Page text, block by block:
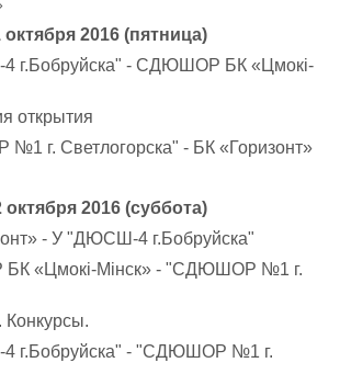
октября 2016 (пятница)
г.Бобруйска" - СДЮШОР БК «Цмокi-
открытия
г. Светлогорска" - БК «Горизонт»
октября 2016 (суббота)
- У "ДЮСШ-4 г.Бобруйска"
«Цмокi-Мiнск» - "СДЮШОР №1 г.
г.Бобруйска" - "СДЮШОР №1 г.